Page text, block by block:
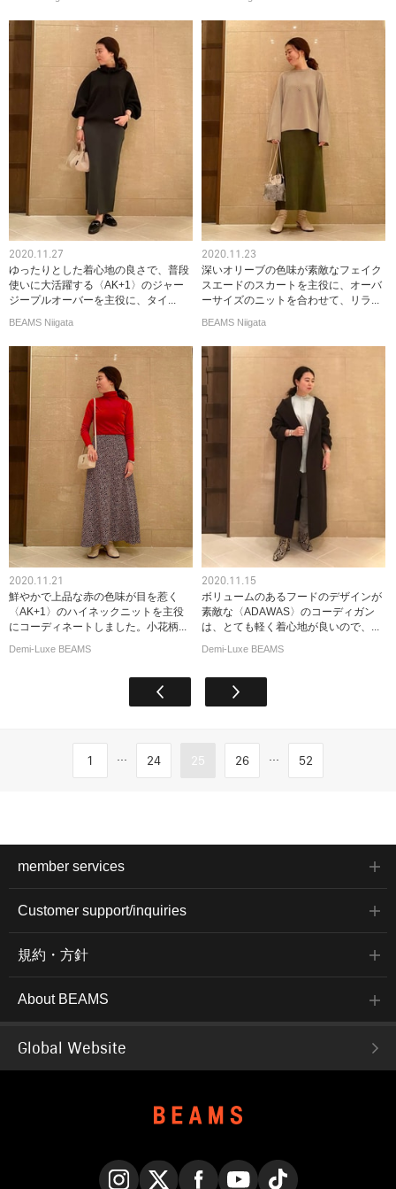
2020.11.27
ゆったりとした着心地の良さで、普段
使いに大活躍する〈AK+1〉のジャー
ジープルオーバーを主役に、タイ...
BEAMS Niigata
2020.11.23
深いオリーブの色味が素敵なフェイク
スエードのスカートを主役に、オーバ
ーサイズのニットを合わせて、リラ...
BEAMS Niigata
2020.11.21
鮮やかで上品な赤の色味が目を惹く
〈AK+1〉のハイネックニットを主役
にコーディネートしました。小花柄...
Demi-Luxe BEAMS
2020.11.15
ボリュームのあるフードのデザインが
素敵な〈ADAWAS〉のコーディガン
は、とても軽く着心地が良いので、...
Demi-Luxe BEAMS
1 ... 24 25 26 ... 52
member services
Customer support/inquiries
規約・方針
About BEAMS
Global Website